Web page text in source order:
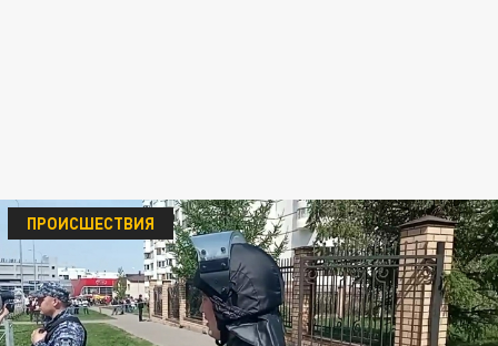
ПРОИСШЕСТВИЯ